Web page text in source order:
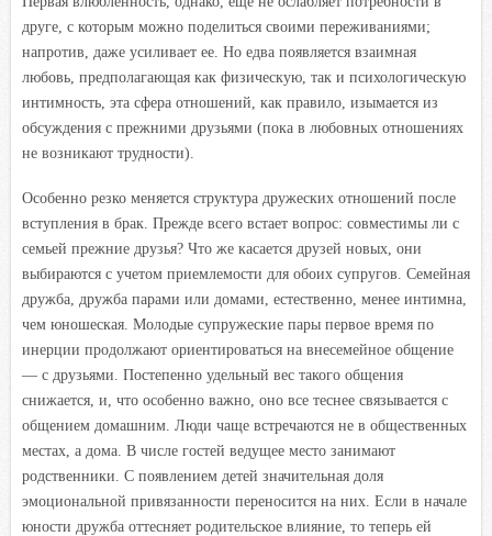
друге, с которым можно поделиться своими переживаниями;
напротив, даже усиливает ее. Но едва появляется взаимная
любовь, предполагающая как физическую, так и психологическую
интимность, эта сфера отношений, как правило, изымается из
обсуждения с прежними друзьями (пока в любовных отношениях
не возникают трудности).
Особенно резко меняется структура дружеских отношений после
вступления в брак. Прежде всего встает вопрос: совместимы ли с
семьей прежние друзья? Что же касается друзей новых, они
выбираются с учетом приемлемости для обоих супругов. Семейная
дружба, дружба парами или домами, естественно, менее интимна,
чем юношеская. Молодые супружеские пары первое время по
инерции продолжают ориентироваться на внесемейное общение
— с друзьями. Постепенно удельный вес такого общения
снижается, и, что особенно важно, оно все теснее связывается с
общением домашним. Люди чаще встречаются не в общественных
местах, а дома. В числе гостей ведущее место занимают
родственники. С появлением детей значительная доля
эмоциональной привязанности переносится на них. Если в начале
юности дружба оттесняет родительское влияние, то теперь ей